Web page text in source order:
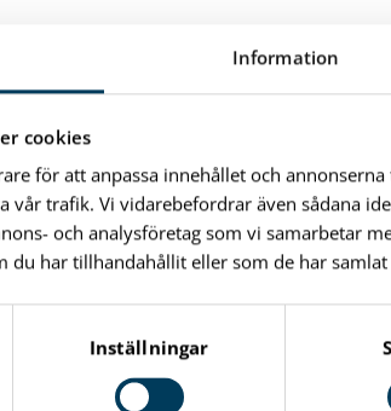
Information
cookies
för att anpassa innehållet och
vår trafik. Vi vidarebefordrar även sådana
och analysföretag som vi samarbetar
du har tillhandahållit eller som de har
Inställningar
till ”fordonstrafik förbjuden”. Håll
då är det bara fordon med särskilt
Andra bemannas av lokala föreningar
Det finns också